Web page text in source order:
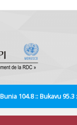
104.8 :: Bukavu